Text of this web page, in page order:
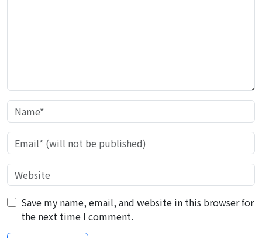
Save my name, email, and website in this browser for
the next time I comment.